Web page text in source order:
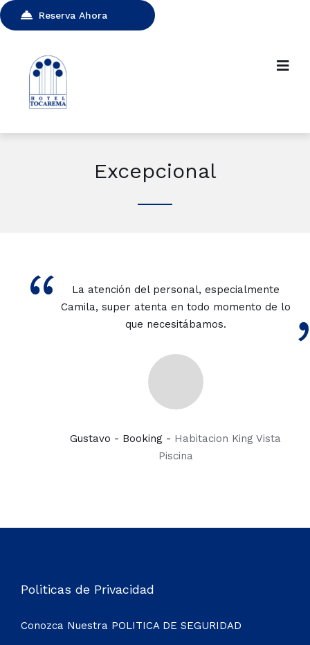
Reserva Ahora
Excepcional
“
La atención del personal, especialmente
Camila, super atenta en todo momento de lo
que necesitábamos.
Gustavo - Booking - Habitacion King Vista
Piscina
Politicas de Privacidad
Conozca Nuestra POLITICA DE SEGURIDAD